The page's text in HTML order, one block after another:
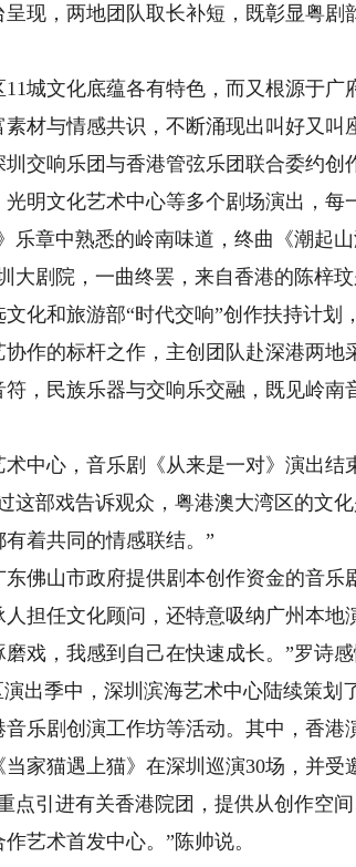
现，两地团队取长补短，既彰显粤剧
文化底蕴各有特色，而又根源于广
材与情感共识，不断涌现出叫好又叫
响乐团与香港管弦乐团联合委约创
明文化艺术中心等多个剧场演出，每
章中熟悉的岭南味道，终曲《潮起山
大剧院，一曲终罢，来自香港的陈梓玟
和旅游部“时代交响”创作扶持计划
协作的标杆之作，主创团队赴深港两
，民族乐器与交响乐交融，既见岭
心，音乐剧《从来是一对》演出结
这部戏告诉观众，粤港澳大湾区的文
着共同的情感联结。”
山市政府提供剧本创作资金的音乐
担任文化顾问，还特意吸纳广州本地
戏，我感到自己在快速成长。”罗诗感
季中，深圳滨海艺术中心陆续策划
乐剧创演工作坊等活动。其中，香
家猫遇上猫》在深圳巡演30场，并受
引进有关香港院团，提供从创作空间
艺术首发中心。”陈帅说。